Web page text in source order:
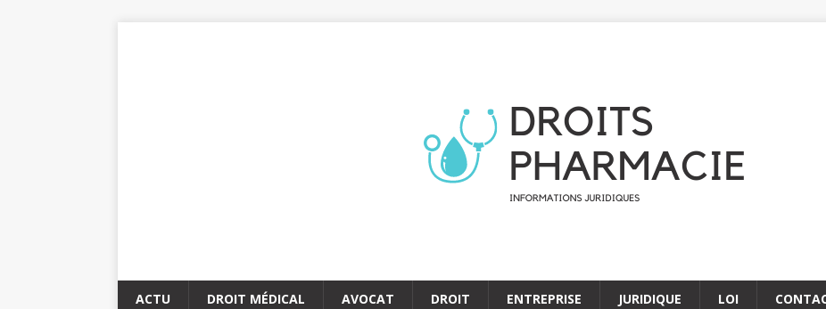
ACTU DROIT MÉDICAL AVOCAT DROIT ENTREPRISE JURIDIQUE LOI